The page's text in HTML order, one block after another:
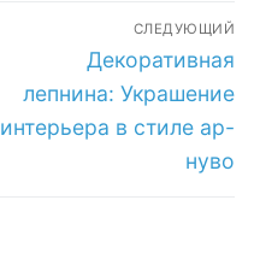
СЛЕДУЮЩИЙ
Следующая
запись:
Декоративная
лепнина: Украшение
интерьера в стиле ар-
нуво